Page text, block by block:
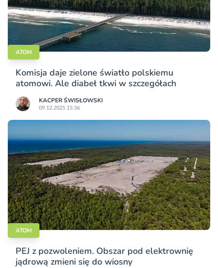
ATOM
Komisja daje zielone światło polskiemu
atomowi. Ale diabeł tkwi w szczegółach
KACPER ŚWISŁO­WSKI
09.12.2025 15:36
ATOM
PEJ z pozwoleniem. Obszar pod elektrownię
jądrową zmieni się do wiosny